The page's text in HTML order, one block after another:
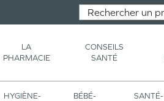
LA
PHARMACIE
CONSEILS
SANTÉ
HYGIÈNE-
BÉBÉ-
SANTÉ-